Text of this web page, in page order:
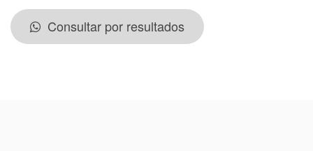
Consultar por resultados